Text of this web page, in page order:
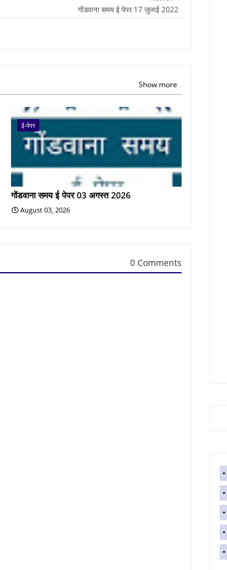
गोंडवाना समय ई पेपर 17 जुलाई 2022
Show more
ई-पेपर
गोंडवाना समय ई पेपर 03 अगस्त 2026
August 03, 2026
0 Comments